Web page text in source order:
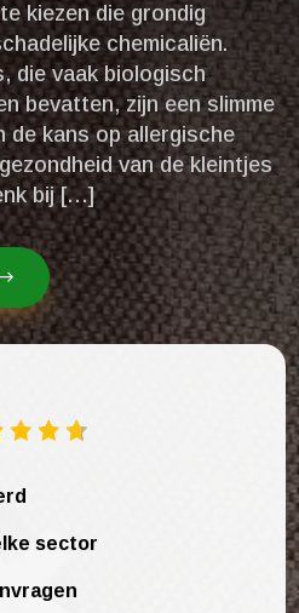
kiezen die grondig
chemicaliën.​
die vaak biologisch
bevatten, zijn een slimme
de kans op allergische
van de kleintjes
bij […]
sector